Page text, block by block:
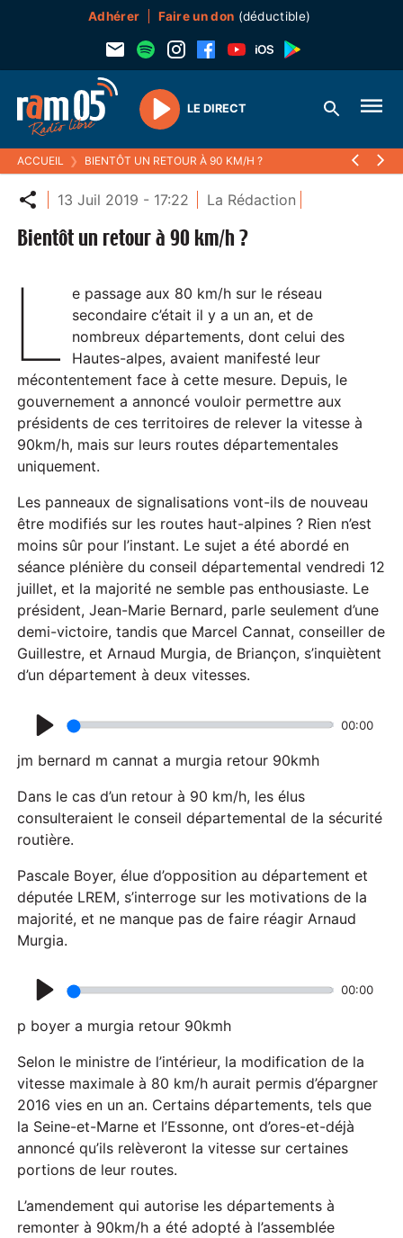
Adhérer Faire un don (déductible)
Play
LE DIRECT
ACCUEIL ❯ BIENTÔT UN RETOUR À 90 KM/H ?
Partager
13 Juil 2019 - 17:22 La Rédaction
Bientôt un retour à 90 km/h ?
L
e passage aux 80 km/h sur le réseau
secondaire c’était il y a un an, et de
nombreux départements, dont celui des
Hautes-alpes, avaient manifesté leur
mécontentement face à cette mesure. Depuis, le
gouvernement a annoncé vouloir permettre aux
présidents de ces territoires de relever la vitesse à
90km/h, mais sur leurs routes départementales
uniquement.
Les panneaux de signalisations vont-ils de nouveau
être modifiés sur les routes haut-alpines ? Rien n’est
moins sûr pour l’instant. Le sujet a été abordé en
séance plénière du conseil départemental vendredi 12
juillet, et la majorité ne semble pas enthousiaste. Le
président, Jean-Marie Bernard, parle seulement d’une
demi-victoire, tandis que Marcel Cannat, conseiller de
Guillestre, et Arnaud Murgia, de Briançon, s’inquiètent
d’un département à deux vitesses.
l
a
y
00:00
jm bernard m cannat a murgia retour 90kmh
Dans le cas d’un retour à 90 km/h, les élus
consulteraient le conseil départemental de la sécurité
routière.
Pascale Boyer, élue d’opposition au département et
députée LREM, s’interroge sur les motivations de la
majorité, et ne manque pas de faire réagir Arnaud
Murgia.
l
a
y
00:00
p boyer a murgia retour 90kmh
Selon le ministre de l’intérieur, la modification de la
vitesse maximale à 80 km/h aurait permis d’épargner
2016 vies en un an. Certains départements, tels que
la Seine-et-Marne et l’Essonne, ont d’ores-et-déjà
annoncé qu’ils relèveront la vitesse sur certaines
portions de leur routes.
L’amendement qui autorise les départements à
remonter à 90km/h a été adopté à l’assemblée